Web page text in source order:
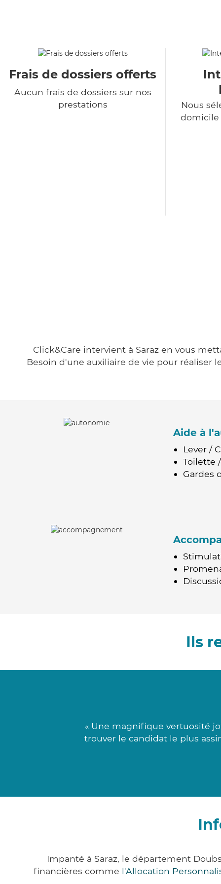
Frais de dossiers offerts
Aucun frais de dossiers sur nos
prestations
Nous
domicile
Click&Care intervient à Saraz en vous
Besoin d'une auxiliaire de vie pour réaliser
Aide à
Lever /
Toilette
Gardes
Ils
« Une magnifique vertuosité
trouver le candidat le plus
Impanté à Saraz, le département
financières comme l'Allocation